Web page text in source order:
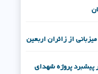
پیشبرد پروژه شهدای